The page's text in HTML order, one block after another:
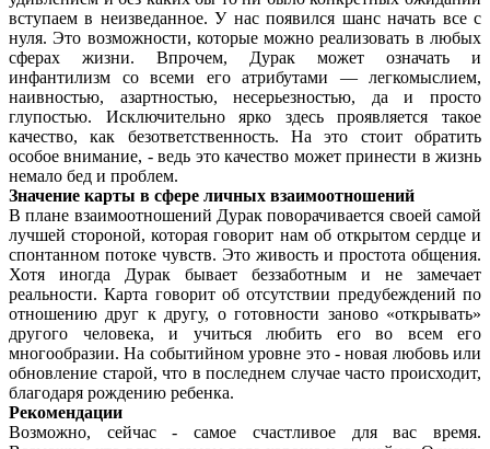
вступаем в неизведанное. У нас появился шанс начать все с
нуля. Это возможности, которые можно реализовать в любых
сферах жизни. Впрочем, Дурак может означать и
инфантилизм со всеми его атрибутами — легкомыслием,
наивностью, азартностью, несерьезностью, да и просто
глупостью. Исключительно ярко здесь проявляется такое
качество, как безответственность. На это стоит обратить
особое внимание, - ведь это качество может принести в жизнь
немало бед и проблем.
Значение карты в сфере личных взаимоотношений
В плане взаимоотношений Дурак поворачивается своей самой
лучшей стороной, которая говорит нам об открытом сердце и
спонтанном потоке чувств. Это живость и простота общения.
Хотя иногда Дурак бывает беззаботным и не замечает
реальности. Карта говорит об отсутствии предубеждений по
отношению друг к другу, о готовности заново «открывать»
другого человека, и учиться любить его во всем его
многообразии. На событийном уровне это - новая любовь или
обновление старой, что в последнем случае часто происходит,
благодаря рождению ребенка.
Рекомендации
Возможно, сейчас - самое счастливое для вас время.